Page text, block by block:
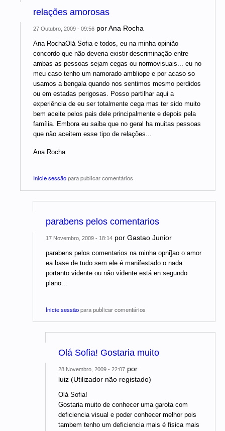
relações amorosas
27 Outubro, 2009 - 09:56 porAna Rocha
Ana RochaOlá Sofia e todos, eu na minha opinião
concordo que não deveria existir descriminação entre
ambas as pessoas sejam cegas ou normovisuais... eu no
meu caso tenho um namorado ambliope e por acaso so
usamos a bengala quando nos sentimos mesmo perdidos
ou em estadas perigosas. Posso partilhar aqui a
experiência de eu ser totalmente cega mas ter sido muito
bem aceite pelos pais dele principalmente e depois pela
família. Embora eu saiba que no geral ha muitas pessoas
que não aceitem esse tipo de relações...
Ana Rocha
Inicie sessãopara publicar comentários
parabens pelos comentarios
17 Novembro, 2009 - 18:14 por Gastao Junior
parabens pelos comentarios na minha opni]ao o amor
ea base de tudo sem ele é manifestado o nada
portanto vidente ou não vidente está en segundo
plano...
Inicie sessãopara publicar comentários
Olá Sofia! Gostaria muito
28 Novembro, 2009 - 22:07 por
luiz (Utilizador não registado)
Olá Sofia!
Gostaria muito de conhecer uma garota com
deficiencia visual e poder conhecer melhor pois
tambem tenho um deficiencia mais é fisica mais